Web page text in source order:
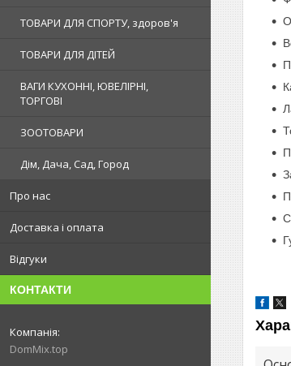
ТОВАРИ ДЛЯ СПОРТУ, здоров'я
ТОВАРИ ДЛЯ ДІТЕЙ
ВАГИ КУХОННІ, ЮВЕЛІРНІ,
ТОРГОВІ
ЗООТОВАРИ
Дім, Дача, Сад, Город
Про нас
Доставка і оплата
Відгуки
КОНТАКТИ
DomMix.top